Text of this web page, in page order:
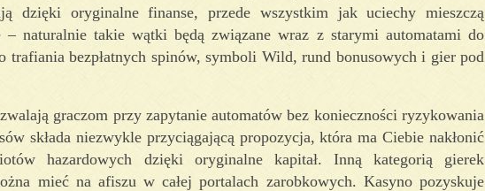
dzięki oryginalne finanse, przede wszystkim jak uciechy mieszczą
naturalnie takie wątki będą związane wraz z starymi automatami do
trafiania bezpłatnych spinów, symboli Wild, rund bonusowych i gier pod
graczom przy zapytanie automatów bez konieczności ryzykowania
składa niezwykle przyciągającą propozycja, która ma Ciebie nakłonić
hazardowych dzięki oryginalne kapitał. Inną kategorią gierek
mieć na afiszu w całej portalach zarobkowych. Kasyno pozyskuje